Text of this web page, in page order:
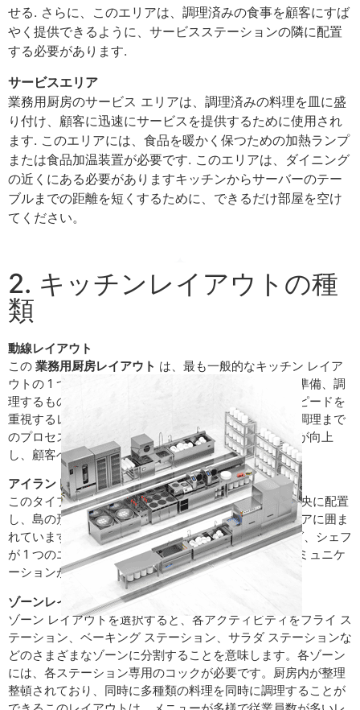
せる. さらに、このエリアは、調理済みの食事を顧客にすば
やく提供できるように、サービスステーションの隣に配置
する必要があります.
サービスエリア
業務用厨房のサービス エリアは、調理済みの料理を皿に盛
り付け、顧客に迅速にサービスを提供するために使用され
ます. このエリアには、食品を暖かく保つための加熱ランプ
または食品加温装置が必要です. このエリアは、ダイニング
の近くにある必要がありますキッチンからサーバーのテー
ブルまでの距離を短くするために、できるだけ部屋を空け
てください。
2. キッチンレイアウトの種
類
動線レイアウト
この 業務用厨房レイアウト は、最も一般的なキッチン レイア
ウトの 1 つであり、完全な組立ラインで食材を保管、準備、調
理するものであり、同じ料理を何度も作り、効率とスピードを
重視するレストランに適しています。食品の準備から調理まで
のプロセスがシームレスであるため、キッチンの効率が向上
し、顧客への迅速なサービスが可能になります。
アイランドレイアウト
このタイプのキッチン レイアウトは、調理エリアを中央に配置
し、島の形をした保管、準備、洗浄、サービング エリアに囲ま
れています. このデザインの利点は、明確なゾーニング、シェフ
が 1 つのエリアに集まりやすいこと、スタッフとのコミュニケ
ーションが増え、掃除も楽になります。
ゾーンレイアウト
ゾーン レイアウトを選択すると、各アクティビティをフライ ス
テーション、ベーキング ステーション、サラダ ステーションな
どのさまざまなゾーンに分割することを意味します。各ゾーン
には、各ステーション専用のコックが必要です。厨房内が整理
整頓されており、同時に多種類の料理を同時に調理することが